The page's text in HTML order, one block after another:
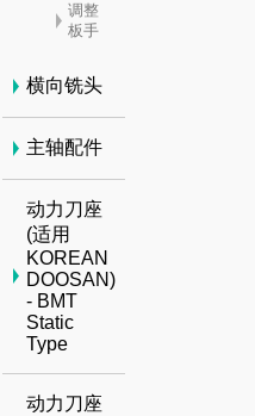
调整
板手
横向铣头
主轴配件
动力刀座
(适用
KOREAN
DOOSAN)
- BMT
Static
Type
动力刀座